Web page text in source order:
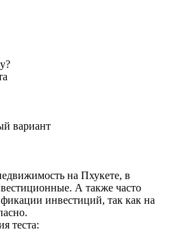
вариант
на Пхукете, в
А также часто
инвестиций, так как на
теста: